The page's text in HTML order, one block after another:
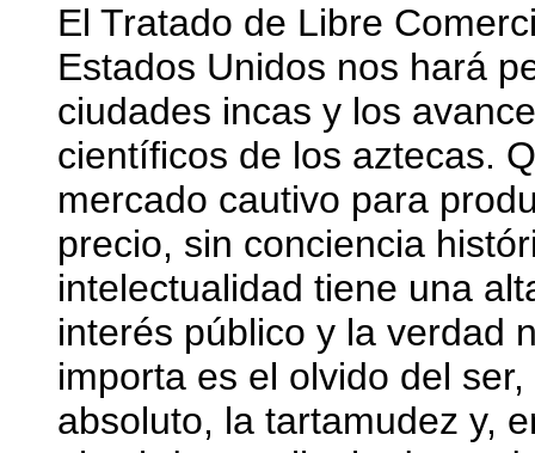
El Tratado de Libre
Estados Unidos nos hará
ciudades incas y los
científicos de los aztecas.
mercado cautivo para
precio, sin conciencia
intelectualidad tiene una
interés público y la verdad
importa es el olvido del
absoluto, la tartamudez y,